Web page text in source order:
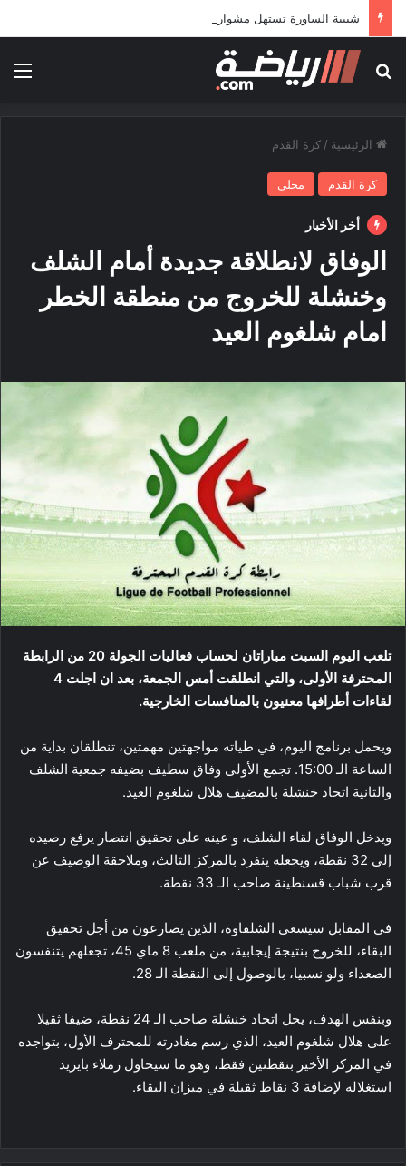
شبيبة الساورة تستهل مشوارها الإفريقي بمواجهة حافيا كوناكري
بحث عن
الرئيسية / كرة القدم
كرة القدم محلي
أخر الأخبار
الوفاق لانطلاقة جديدة أمام الشلف
وخنشلة للخروج من منطقة الخطر
امام شلغوم العيد
تلعب اليوم السبت مباراتان لحساب فعاليات الجولة 20 من الرابطة
المحترفة الأولى، والتي انطلقت أمس الجمعة، بعد ان اجلت 4
لقاءات أطرافها معنيون بالمنافسات الخارجية.
ويحمل برنامج اليوم، في طياته مواجهتين مهمتين، تنطلقان بداية من
الساعة الـ 15:00. تجمع الأولى وفاق سطيف بضيفه جمعية الشلف
والثانية اتحاد خنشلة بالمضيف هلال شلغوم العيد.
ويدخل الوفاق لقاء الشلف، و عينه على تحقيق انتصار يرفع رصيده
إلى 32 نقطة، ويجعله ينفرد بالمركز الثالث، وملاحقة الوصيف عن
قرب شباب قسنطينة صاحب الـ 33 نقطة.
في المقابل سيسعى الشلفاوة، الذين يصارعون من أجل تحقيق
البقاء، للخروج بنتيجة إيجابية، من ملعب 8 ماي 45، تجعلهم يتنفسون
الصعداء ولو نسبيا، بالوصول إلى النقطة الـ 28.
وبنفس الهدف، يحل اتحاد خنشلة صاحب الـ 24 نقطة، ضيفا ثقيلا
على هلال شلغوم العيد، الذي رسم مغادرته للمحترف الأول، بتواجده
في المركز الأخير بنقطتين فقط، وهو ما سيحاول زملاء بايزيد
استغلاله لإضافة 3 نقاط ثقيلة في ميزان البقاء.